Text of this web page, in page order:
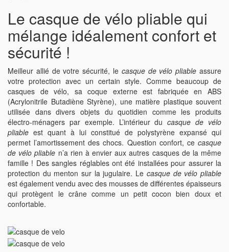
Le casque de vélo pliable qui
mélange idéalement confort et
sécurité !
Meilleur allié de votre sécurité, le casque de vélo pliable assure
votre protection avec un certain style. Comme beaucoup de
casques de vélo, sa coque externe est fabriquée en ABS
(Acrylonitrile Butadiène Styrène), une matière plastique souvent
utilisée dans divers objets du quotidien comme les produits
électro-ménagers par exemple. L’intérieur ducasque de vélo
pliable est quant à lui constitué de polystyrène expansé qui
permet l’amortissement des chocs. Question confort, ce casque
de vélo pliable n’a rien à envier aux autres casques de la même
famille ! Des sangles réglables ont été installées pour assurer la
protection du menton sur la jugulaire. Le casque de vélo pliable
est également vendu avec des mousses de différentes épaisseurs
qui protègent le crâne comme un petit cocon bien doux et
confortable.